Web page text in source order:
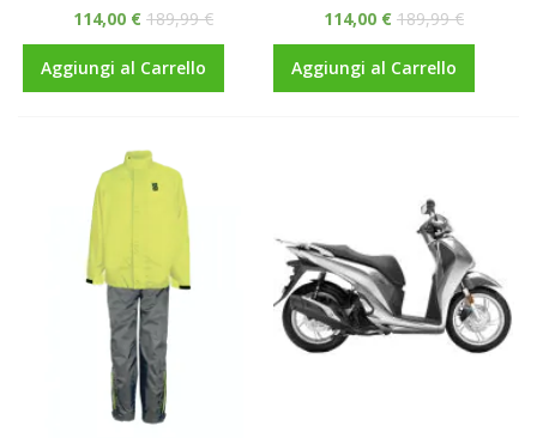
114,00 € 189,99 €
Aggiungi al Carrello
114,00 € 189,99 €
Aggiungi al Carrello